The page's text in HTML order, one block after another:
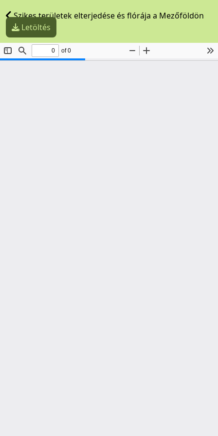
Szikes területek elterjedése és flórája a Mezőföldön
Letöltés